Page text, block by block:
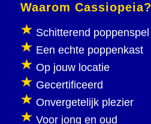
Waarom Cassiopeia?
Schitterend poppenspel
Een echte poppenkast
Op jouw locatie
Gecertificeerd
Onvergetelijk plezier
Voor jong en oud